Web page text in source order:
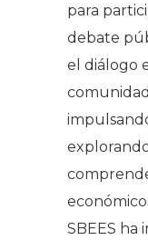
para
debate
el diálogo
SBEES ha